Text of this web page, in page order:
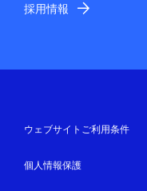
採用情報
ウェブサイトご利用条件
個人情報保護